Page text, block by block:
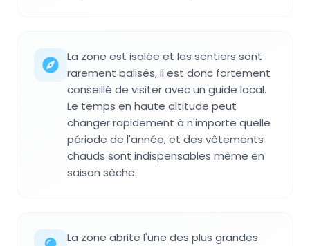
La zone est isolée et les sentiers sont
rarement balisés, il est donc fortement
conseillé de visiter avec un guide local.
Le temps en haute altitude peut
changer rapidement à n'importe quelle
période de l'année, et des vêtements
chauds sont indispensables même en
saison sèche.
La zone abrite l'une des plus grandes